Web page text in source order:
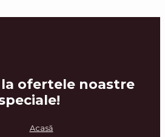
ofertele noastre
Acasă